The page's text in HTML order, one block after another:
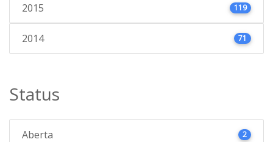
2015 119
2014 71
Status
Aberta 2